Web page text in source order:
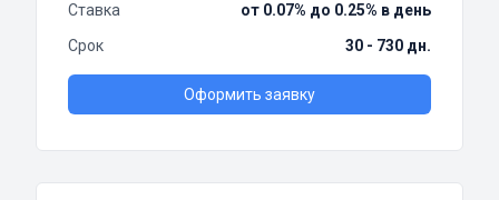
Ставка
от 0.07% до 0.25% в день
Срок
30 - 730 дн.
Оформить заявку